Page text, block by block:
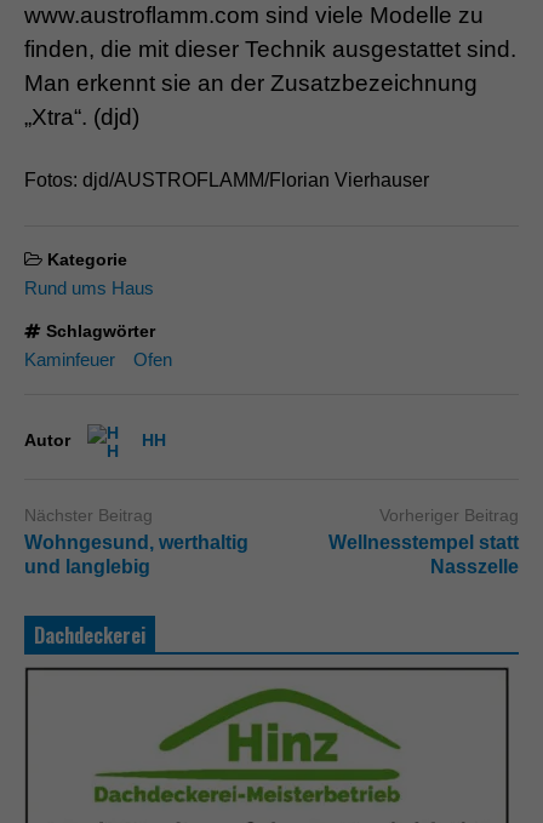
www.austroflamm.com sind viele Modelle zu
finden, die mit dieser Technik ausgestattet sind.
Man erkennt sie an der Zusatzbezeichnung
„Xtra“. (djd)
Fotos: djd/AUSTROFLAMM/Florian Vierhauser
Kategorie
Rund ums Haus
Schlagwörter
Kaminfeuer Ofen
Autor HH
Nächster Beitrag
Wohngesund, werthaltig
und langlebig
Vorheriger Beitrag
Wellnesstempel statt
Nasszelle
Dachdeckerei